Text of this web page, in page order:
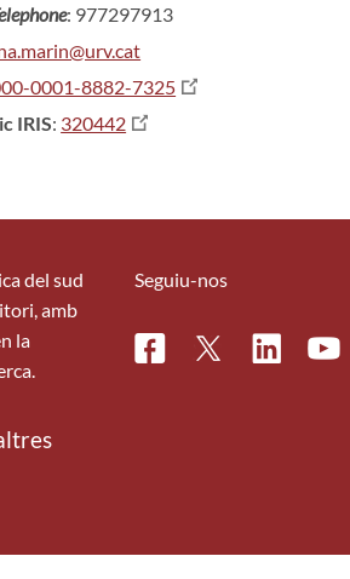
: 977297913
0001-8882-7325
IRIS: 320442
del sud
amb
la
Seguiu-nos
FacebookTwitterLinkedin